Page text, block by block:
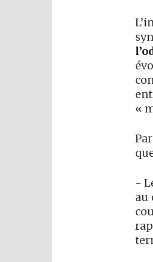
«
-
au